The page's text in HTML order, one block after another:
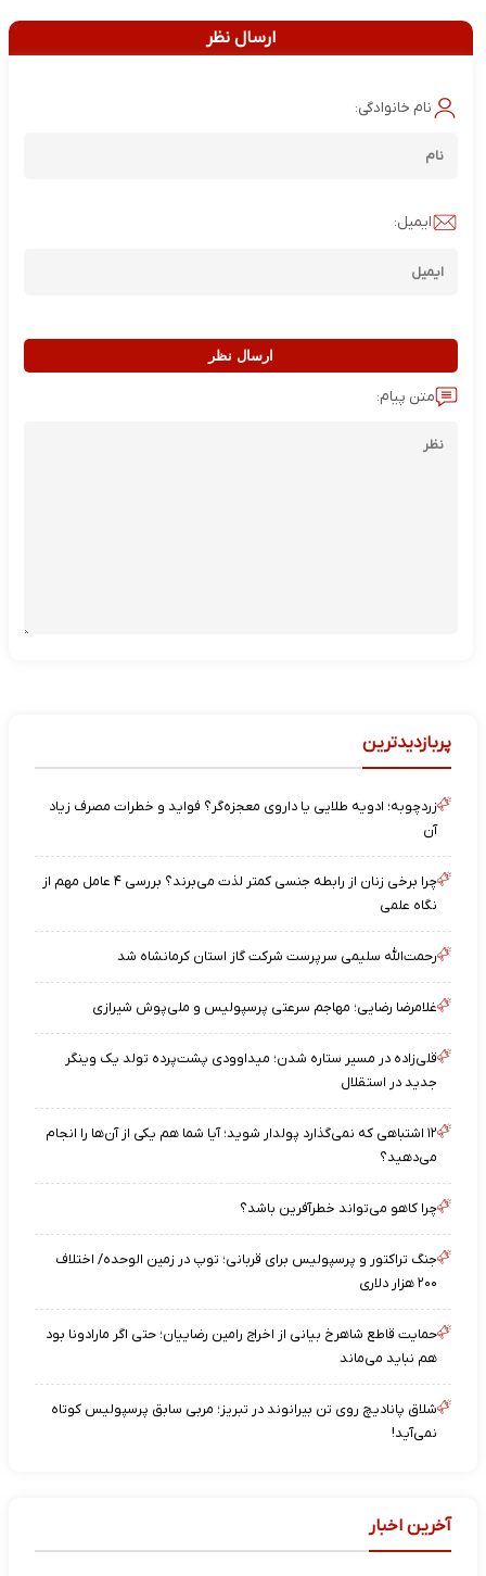
ارسال نظر
نام خانوادگی:
ایمیل:
ارسال نظر
متن پیام:
پربازدیدترین
زردچوبه؛ ادویه طلایی یا داروی معجزه‌گر؟ فواید و خطرات مصرف زیاد
آن
چرا برخی زنان از رابطه جنسی کمتر لذت می‌برند؟ بررسی ۴ عامل مهم از
نگاه علمی
رحمت‌الله سلیمی سرپرست شرکت گاز استان کرمانشاه شد
غلامرضا رضایی؛ مهاجم سرعتی پرسپولیس و ملی‌پوش شیرازی
قلی‌زاده در مسیر ستاره شدن؛ میداوودی پشت‌پرده تولد یک وینگر
جدید در استقلال
۱۲ اشتباهی که نمی‌گذارد پولدار شوید؛ آیا شما هم یکی از آن‌ها را انجام
می‌دهید؟
چرا کاهو می‌تواند خطرآفرین باشد؟
جنگ تراکتور و پرسپولیس برای قربانی؛ توپ در زمین الوحده/ اختلاف
۲۰۰ هزار دلاری
حمایت قاطع شاهرخ بیانی از اخراج رامین رضاییان؛ حتی اگر مارادونا بود
هم نباید می‌ماند
شلاق پانادیچ روی تن بیرانوند در تبریز؛ مربی سابق پرسپولیس کوتاه
نمی‌آید!
آخرین اخبار